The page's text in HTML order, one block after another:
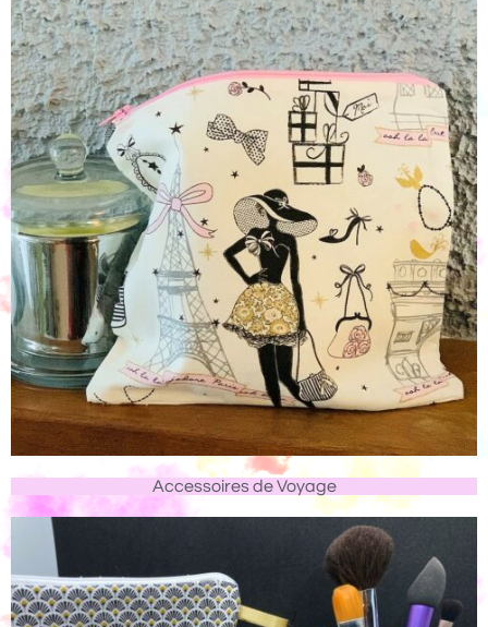
Accessoires de Voyage